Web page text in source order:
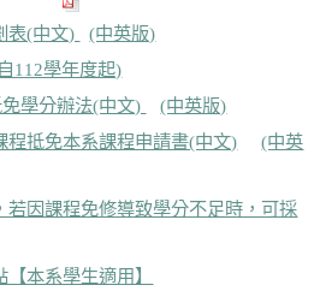
表(中文)
(中英版)
112學年度起)
學分辦法(中文)
(中英版)
程抵免本系課程申請書(中文)
(中英
若因課程免修導致學分不足時，可採
本系學生適用】